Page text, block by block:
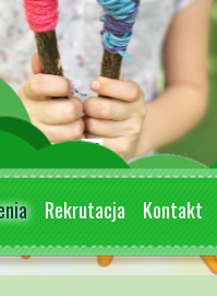
Rekrutacja Kontakt